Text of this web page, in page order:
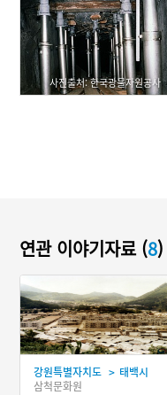
사진출처: 한국광물자원공사
연관 이야기자료 (8)
강원특별자치도 > 태백시
삼척문화원